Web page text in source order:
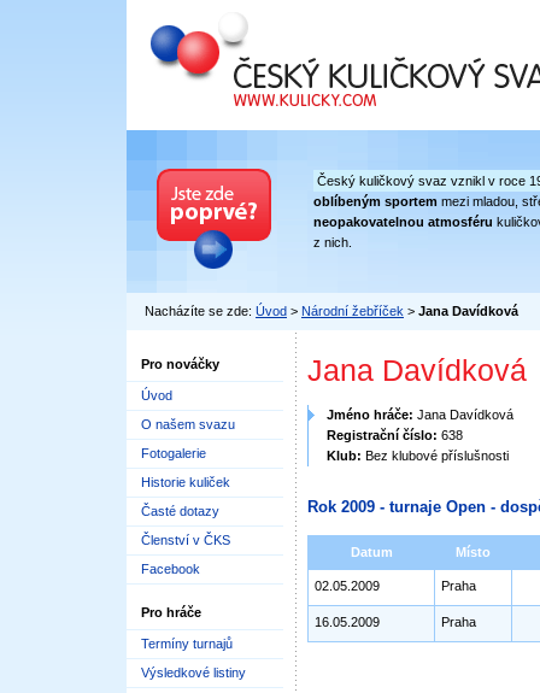
Český kuličkový svaz
Český kuličkový svaz vznikl v roce
oblíbeným sportem mezi mladou,
neopakovatelnou atmosféru
z nich.
Nacházíte se zde: Úvod > Národní žebříček > Jana Davídková
Pro nováčky
Úvod
O našem svazu
Fotogalerie
Historie kuliček
Časté dotazy
Členství v ČKS
Facebook
Pro hráče
Termíny turnajů
Výsledkové listiny
Jana Davídková
Jméno hráče: Jana Davídková
Registrační číslo: 638
Klub: Bez klubové příslušnosti
Rok 2009 - turnaje Open -
Datum Místo
02.05.2009 Praha
16.05.2009 Praha